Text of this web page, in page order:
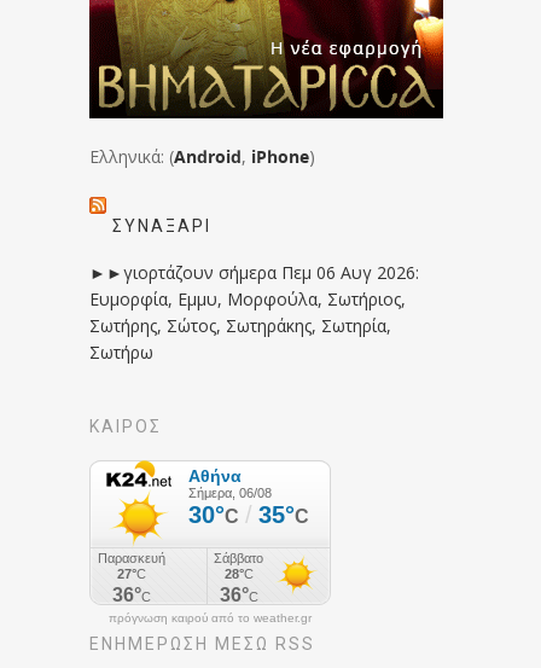
Ελληνικά: (Android, iPhone)
ΣΥΝΑΞΆΡΙ
►►γιορτάζουν σήμερα Πεμ 06 Αυγ 2026:
Ευμορφία, Εμμυ, Μορφούλα, Σωτήριος,
Σωτήρης, Σώτος, Σωτηράκης, Σωτηρία,
Σωτήρω
ΚΑΙΡΟΣ
πρόγνωση καιρού από το weather.gr
ΕΝΗΜΈΡΩΣΉ ΜΕΣΩ RSS